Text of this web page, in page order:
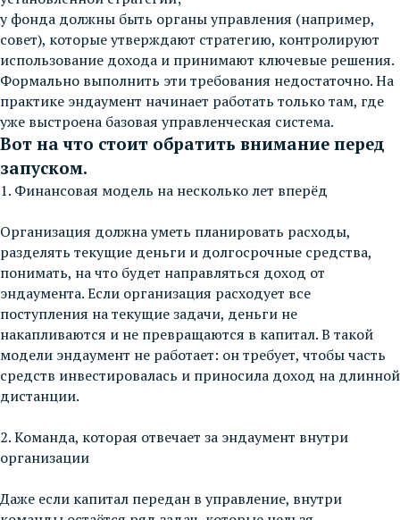
у фонда должны быть органы управления (например,
совет), которые утверждают стратегию, контролируют
использование дохода и принимают ключевые решения.
Формально выполнить эти требования недостаточно. На
практике эндаумент начинает работать только там, где
уже выстроена базовая управленческая система.
Вот на что стоит обратить внимание перед
запуском.
1. Финансовая модель на несколько лет вперёд
Организация должна уметь планировать расходы,
разделять текущие деньги и долгосрочные средства,
понимать, на что будет направляться доход от
эндаумента. Если организация расходует все
поступления на текущие задачи, деньги не
накапливаются и не превращаются в капитал. В такой
модели эндаумент не работает: он требует, чтобы часть
средств инвестировалась и приносила доход на длинной
дистанции.
2. Команда, которая отвечает за эндаумент внутри
организации
Даже если капитал передан в управление, внутри